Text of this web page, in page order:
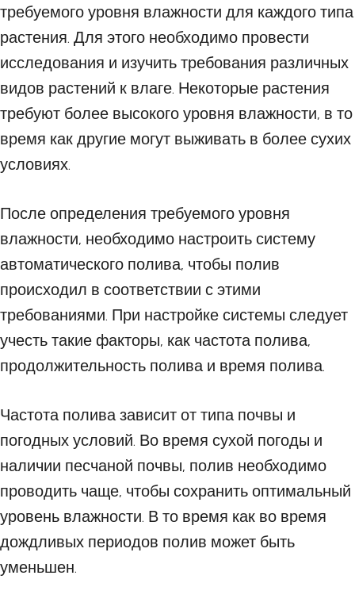
требуемого уровня влажности для каждого типа
растения. Для этого необходимо провести
исследования и изучить требования различных
видов растений к влаге. Некоторые растения
требуют более высокого уровня влажности, в то
время как другие могут выживать в более сухих
условиях.
После определения требуемого уровня
влажности, необходимо настроить систему
автоматического полива, чтобы полив
происходил в соответствии с этими
требованиями. При настройке системы следует
учесть такие факторы, как частота полива,
продолжительность полива и время полива.
Частота полива зависит от типа почвы и
погодных условий. Во время сухой погоды и
наличии песчаной почвы, полив необходимо
проводить чаще, чтобы сохранить оптимальный
уровень влажности. В то время как во время
дождливых периодов полив может быть
уменьшен.